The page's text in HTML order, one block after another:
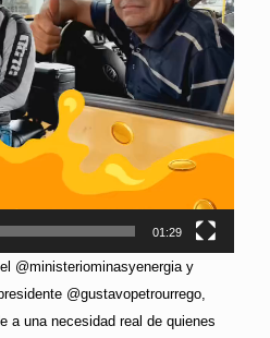
01:29
@ministeriominasyenergia y
@gustavopetrourrego,
a una necesidad real de quienes